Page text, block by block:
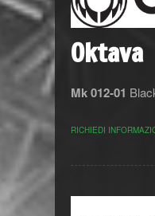
Oktava
Mk 012-01
RICHIEDI